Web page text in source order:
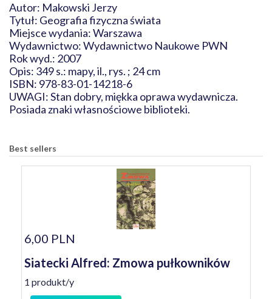
Autor: Makowski Jerzy
Tytuł: Geografia fizyczna świata
Miejsce wydania: Warszawa
Wydawnictwo: Wydawnictwo Naukowe PWN
Rok wyd.: 2007
Opis: 349 s.: mapy, il., rys. ; 24 cm
ISBN: 978-83-01-14218-6
UWAGI: Stan dobry, miękka oprawa wydawnicza.
Posiada znaki własnościowe biblioteki.
Best sellers
6,00 PLN
Siatecki Alfred: Zmowa pułkowników
1 produkt/y